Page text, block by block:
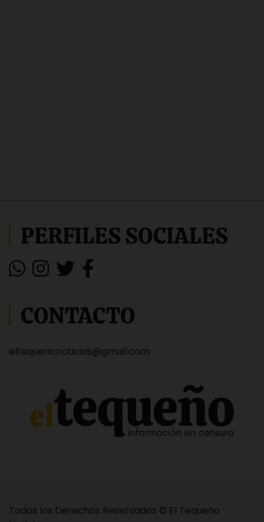
PERFILES SOCIALES
CONTACTO
eltequenonoticias@gmail.com
Todos los Derechos Reservados © El Tequeño